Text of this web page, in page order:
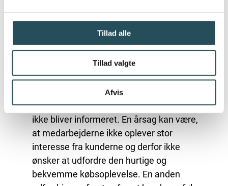
Tillad alle
Tillad valgte
Afvis
Ifølge Amalie er information i selve
købsøjeblikket afgørende. Det er netop her,
genbrugsløsningen, bliver engangskoppen
ofte den nemmeste løsning.
Der kan være flere grunde til, at kunderne
ikke bliver informeret. En årsag kan være,
at medarbejderne ikke oplever stor
interesse fra kunderne og derfor ikke
ønsker at udfordre den hurtige og
bekvemme købsoplevelse. En anden